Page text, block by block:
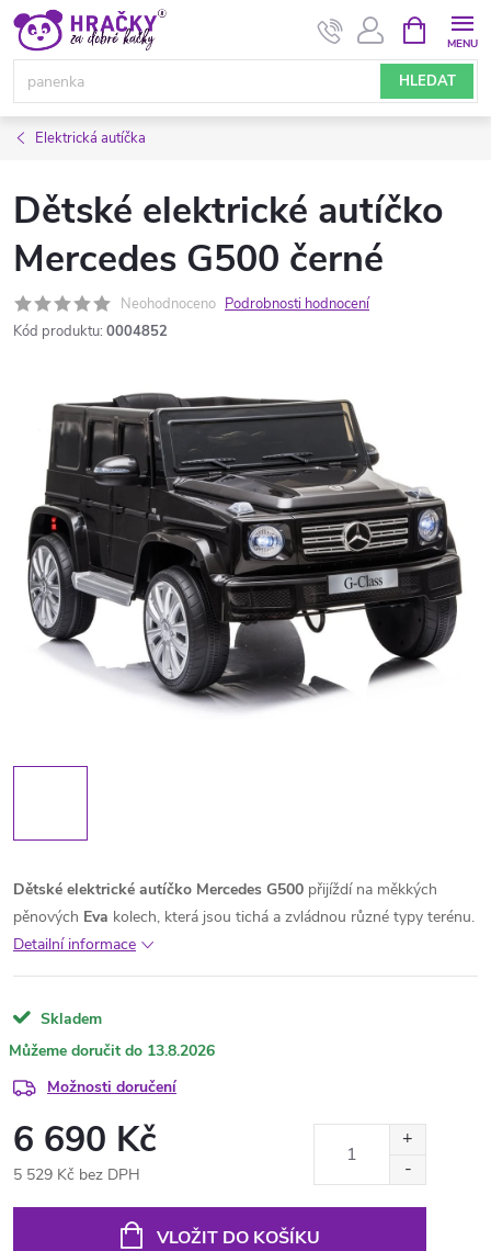
Přejít
obsah
HLEDAT
NÁKUPNÍ
KOŠÍK
Elektrická autíčka
Dětské elektrické autíčko
Mercedes G500 černé
Neohodnoceno Podrobnosti hodnocení
Kód produktu: 0004852
Dětské elektrické autíčko Mercedes G500 přijíždí na měkkých
pěnových Eva kolech, která jsou tichá a zvládnou různé typy terénu.
Detailní informace
Skladem
13.8.2026
Možnosti doručení
6 690 Kč
5 529 Kč bez DPH
VLOŽIT DO KOŠÍKU